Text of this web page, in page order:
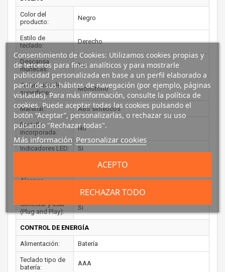
Color del
producto:
Negro
Estilo de
teclado:
Derecho
Descansa
muñecas:
No
Coloración de
superficie:
Monótono
Material: ABS sintéticos
Pantalla
incorporada:
No
Indicadores LED: Si
Alcance
Conectar y usar
(Plug and Play):
Si
CONTROL DE ENERGÍA
Alimentación: Batería
Teclado tipo de
batería:
AAA
Consentimiento de Cookies: Utilizamos cookies propias y
de terceros para fines analíticos y para mostrarle
publicidad personalizada en base a un perfil elaborado a
partir de sus hábitos de navegación (por ejemplo, páginas
visitadas). Para más información, consulte la política de
cookies. Puede aceptar todas las cookies pulsando el
botón “Aceptar”, personalizarlas, o rechazar su uso
pulsando "Rechazar todas".
Más información Personalizar cookies
RECHAZAR TODO
ACEPTO